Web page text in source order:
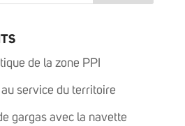
de la zone PPI
service du territoire
gargas avec la navette